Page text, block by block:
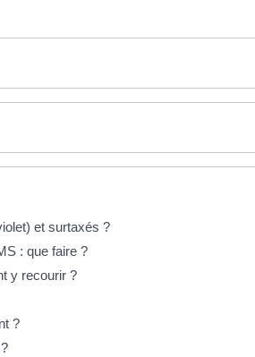
et surtaxés ?
: que faire ?
y recourir ?
?